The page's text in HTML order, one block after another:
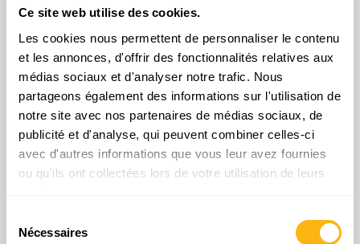
Ce site web utilise des cookies.
Les cookies nous permettent de personnaliser le contenu
et les annonces, d'offrir des fonctionnalités relatives aux
médias sociaux et d'analyser notre trafic. Nous
partageons également des informations sur l'utilisation de
notre site avec nos partenaires de médias sociaux, de
publicité et d'analyse, qui peuvent combiner celles-ci
avec d'autres informations que vous leur avez fournies
ou qu'ils ont collectées lors de votre utilisation de leurs
Nécessaires
que cette fluidité est plus probablement le résultat
de problèmes techniques plutôt que de
manipulations politiques (…)Le système de données
économiques de la Chine est un travail en cours et
un obstacle que les statisticiens doivent encore
surmonter. Le NBS pourrait améliorer son système
en offrant une plus grande transparence derrière le
processus de collecte de données et les procédures
de mieux identifier les faiblesses des chiffres